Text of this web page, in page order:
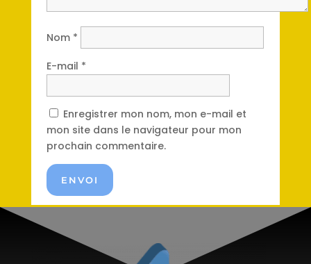
Nom *
E-mail *
Enregistrer mon nom, mon e-mail et
mon site dans le navigateur pour mon
prochain commentaire.
ENVOI